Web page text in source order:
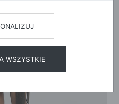
WSZYSTKIE